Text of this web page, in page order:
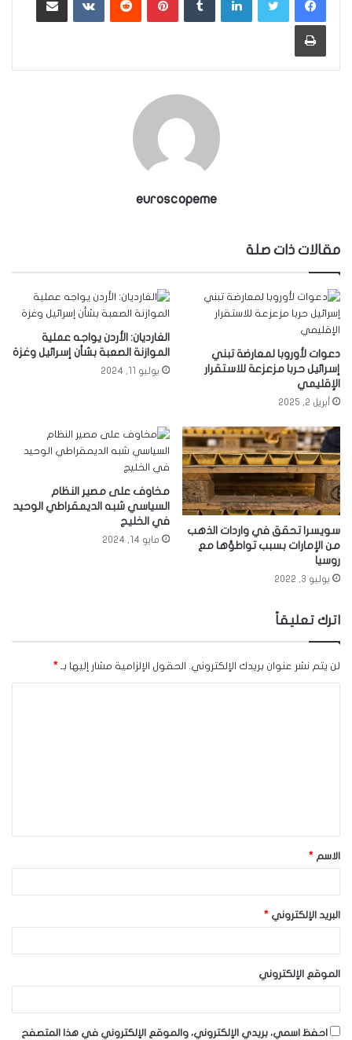
طباعة
euroscopeme
مقالات ذات صلة
دعوات لأوروبا لمعارضة تبني
إسرائيل حربا مزعزعة للاستقرار
الإقليمي
أبريل 2, 2025
الغارديان: الأردن يواجه عملية
الموازنة الصعبة بشأن إسرائيل وغزة
يوليو 11, 2024
سويسرا تحقق في واردات الذهب
من الإمارات بسبب تواطؤها مع
روسيا
يوليو 3, 2022
مخاوف على مصير النظام
السياسي شبه الديمقراطي الوحيد
في الخليج
مايو 14, 2024
اترك تعليقاً
لن يتم نشر عنوان بريدك الإلكتروني. الحقول الإلزامية مشار إليها بـ *
ق
*الاسم *
البريد الإلكتروني *
الموقع الإلكتروني
احفظ اسمي، بريدي الإلكتروني، والموقع الإلكتروني في هذا المتصفح